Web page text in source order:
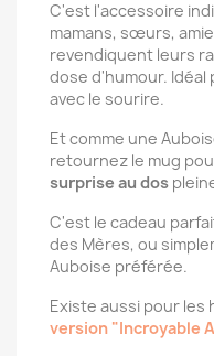
C'est l'accessoire
mamans, sœurs,
revendiquent leurs
dose d'humour.
avec le sourire.
Et comme une
retournez le mug
surprise au dos
C'est le cadeau
des Mères, ou
Auboise préférée.
Existe aussi pour les
version "Incroyable